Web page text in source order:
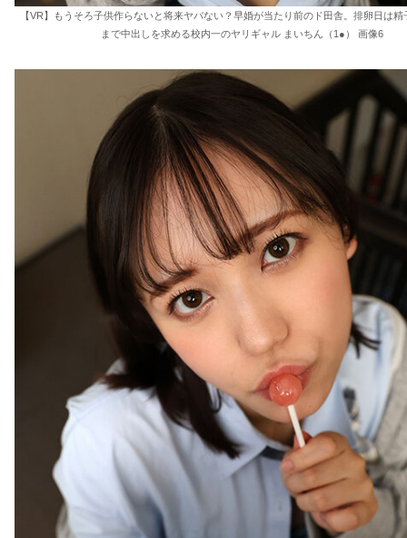
【VR】もうそろ子供作らないと将来ヤバない？早婚が当たり前のド田舎。排卵日は精
まで中出しを求める校内一のヤリギャル まいちん（1●） 画像6